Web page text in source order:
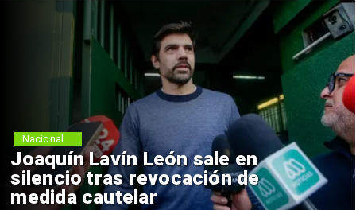
Joaquín Lavín León sale en
silencio tras revocación de
medida cautelar
Nacional